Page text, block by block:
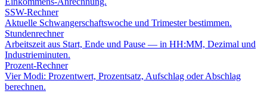
SSW-Rechner
Aktuelle Schwangerschaftswoche und Trimester bestimmen.
Stundenrechner
Arbeitszeit aus Start, Ende und Pause — in HH:MM, Dezimal und
Industrieminuten.
Prozent-Rechner
Vier Modi: Prozentwert, Prozentsatz, Aufschlag oder Abschlag
berechnen.